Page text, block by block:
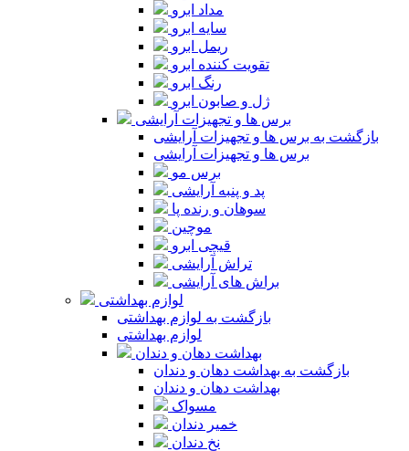
مداد ابرو
سایه ابرو
ریمل ابرو
تقویت کننده ابرو
رنگ ابرو
ژل و صابون ابرو
برس ها و تجهیزات آرایشی
بازگشت به برس ها و تجهیزات آرایشی
برس ها و تجهیزات آرایشی
برس مو
پد و پنبه آرایشی
سوهان و رنده پا
موچین
قیچی ابرو
تراش آرایشی
براش های آرایشی
لوازم بهداشتی
بازگشت به لوازم بهداشتی
لوازم بهداشتی
بهداشت دهان و دندان
بازگشت به بهداشت دهان و دندان
بهداشت دهان و دندان
مسواک
خمیر دندان
نخ دندان